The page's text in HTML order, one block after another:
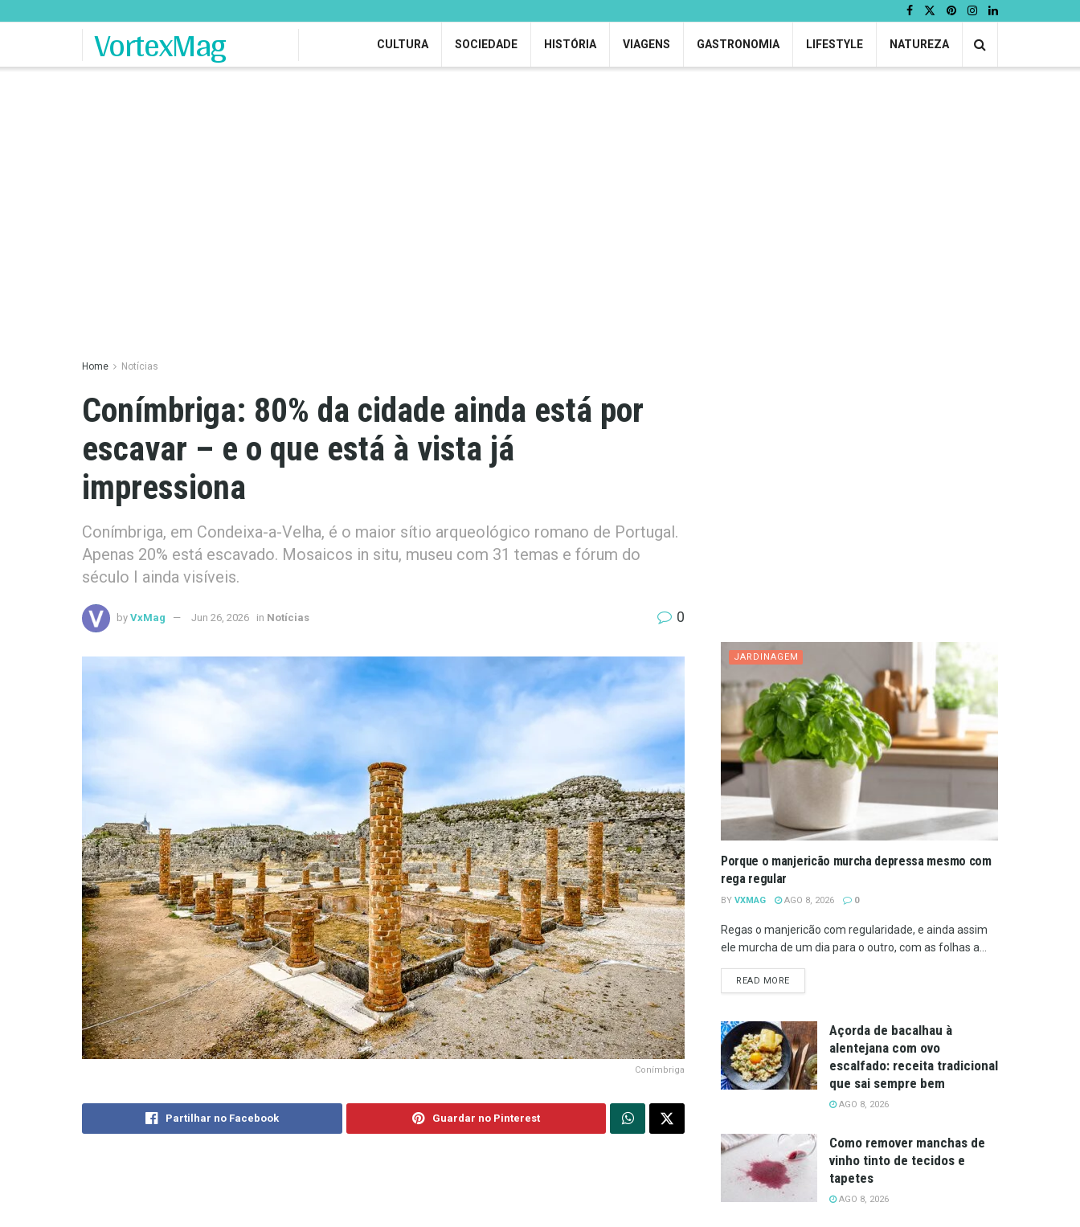
VortexMag CULTURA SOCIEDADE HISTÓRIA VIAGENS GASTRONOMIA LIFESTYLE NATUREZA
Home Notícias
Conímbriga: 80% da cidade ainda está por
escavar – e o que está à vista já
impressiona
Conímbriga, em Condeixa-a-Velha, é o maior sítio arqueológico romano de Portugal.
Apenas 20% está escavado. Mosaicos in situ, museu com 31 temas e fórum do
século I ainda visíveis.
by VxMag Jun 26, 2026 in Notícias 0
Conímbriga
Partilhar no Facebook Guardar no Pinterest
JARDINAGEM
Porque o manjericão murcha depressa mesmo com
rega regular
BY VXMAG AGO 8, 2026 0
Regas o manjericão com regularidade, e ainda assim
ele murcha de um dia para o outro, com as folhas a...
READ MOREDETAILS
Açorda de bacalhau à
alentejana com ovo
escalfado: receita tradicional
que sai sempre bem
AGO 8, 2026
Como remover manchas de
vinho tinto de tecidos e
tapetes
AGO 8, 2026